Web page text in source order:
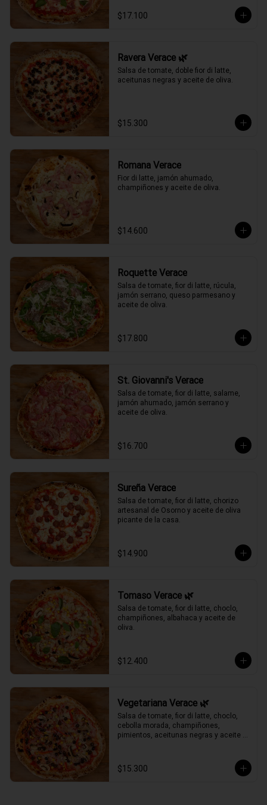
$17.100
Ravera Verace 🌿
Salsa de tomate, doble fior di latte,
aceitunas negras y aceite de oliva.
$15.300
Romana Verace
Fior di latte, jamón ahumado,
champiñones y aceite de oliva.
$14.600
Roquette Verace
Salsa de tomate, fior di latte, rúcula,
jamón serrano, queso parmesano y
aceite de oliva.
$17.800
St. Giovanni's Verace
Salsa de tomate, fior di latte, salame,
jamón ahumado, jamón serrano y
aceite de oliva.
$16.700
Sureña Verace
Salsa de tomate, fior di latte, chorizo
artesanal de Osorno y aceite de oliva
picante de la casa.
$14.900
Tomaso Verace 🌿
Salsa de tomate, fior di latte, choclo,
champiñones, albahaca y aceite de
oliva.
$12.400
Vegetariana Verace 🌿
Salsa de tomate, fior di latte, choclo,
cebolla morada, champiñones,
pimientos, aceitunas negras y aceite
$15.300